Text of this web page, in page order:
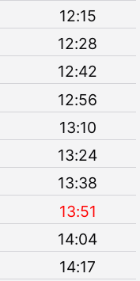
12:15
12:28
12:42
12:56
13:10
13:24
13:38
13:51
14:04
14:17